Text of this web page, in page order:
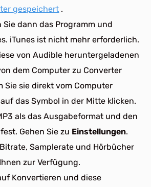
gespeichert .
Sie dann das Programm und
iTunes ist nicht mehr erforderlich.
von Audible heruntergeladenen
dem Computer zu Converter
Sie sie direkt vom Computer
das Symbol in der Mitte klicken.
als das Ausgabeformat und den
Gehen Sie zu Einstellungen.
Samplerate und Hörbücher
zur Verfügung.
Konvertieren und diese